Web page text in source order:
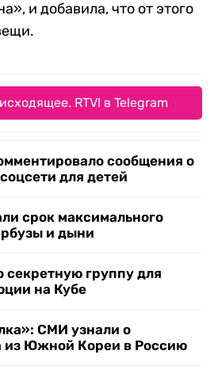
и добавила, что от этого
RTVI в Telegram
сообщения о
для детей
срок максимального
и дыни
секретную группу для
на Кубе
СМИ узнали о
из Южной Кореи в Россию